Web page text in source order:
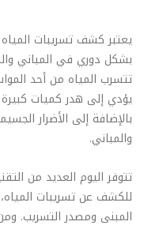
يعتبر كشف تسريبات
بشكل دوري في المباني
تتسرب المياه من أحد
يؤدي إلى هدر كميات كبيرة
بالإضافة إلى الأضرار
والمباني.
تتوفر اليوم العديد من
للكشف عن تسريبات
المبنى ومصدر التسريب.